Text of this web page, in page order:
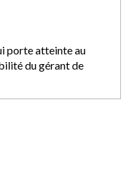
porte atteinte au
du gérant de